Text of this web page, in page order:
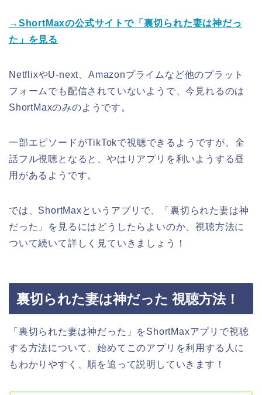
→ShortMaxの公式サイトで「裏切られた妻は神だっ
た」を見る
NetflixやU-next、Amazonプライムなど他のプラット
フォームでも配信されていないようで、今見れるのは
ShortMaxのみのようです。
一部エピソードがTikTokで視聴できるようですが、全
話フル視聴となると、やはりアプリを利いようする昼
用があるようです。
では、ShortMaxというアプリで、「裏切られた妻は神
だった」を見るにはどうしたらよいのか、視聴方法に
ついて続いて詳しく見ていきましょう！
裏切られた妻は神だった 視聴方法！
「裏切られた妻は神だった」をShortMaxアプリで視聴
する方法について、始めてこのアプリを利用する人に
もわかりやすく、順を追って説明していきます！